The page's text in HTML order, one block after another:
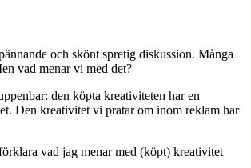
och skönt spretig diskussion. Många
vad menar vi med det?
den köpta kreativiteten har en
Den kreativitet vi pratar om inom reklam har
vad jag menar med (köpt) kreativitet